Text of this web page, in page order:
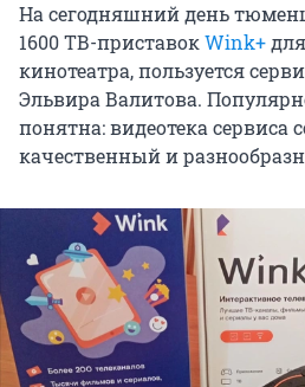
На сегодняшний день
1600 ТВ-приставокWink+
кинотеатра, пользуется
Эльвира Валитова.
понятна: видеотека сервиса
качественный и